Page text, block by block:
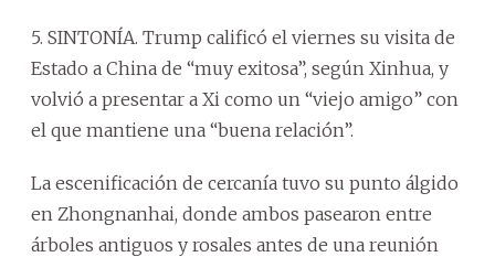
5. SINTONÍA. Trump calificó el viernes su visita de
Estado a China de “muy exitosa”, según Xinhua, y
volvió a presentar a Xi como un “viejo amigo” con
el que mantiene una “buena relación”.
La escenificación de cercanía tuvo su punto álgido
en Zhongnanhai, donde ambos pasearon entre
árboles antiguos y rosales antes de una reunión